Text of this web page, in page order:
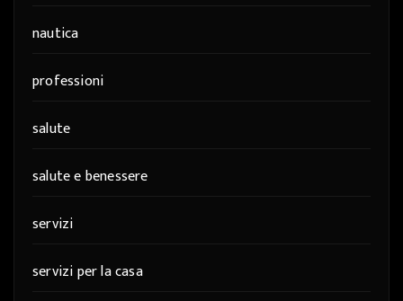
nautica
professioni
salute
salute e benessere
servizi
servizi per la casa